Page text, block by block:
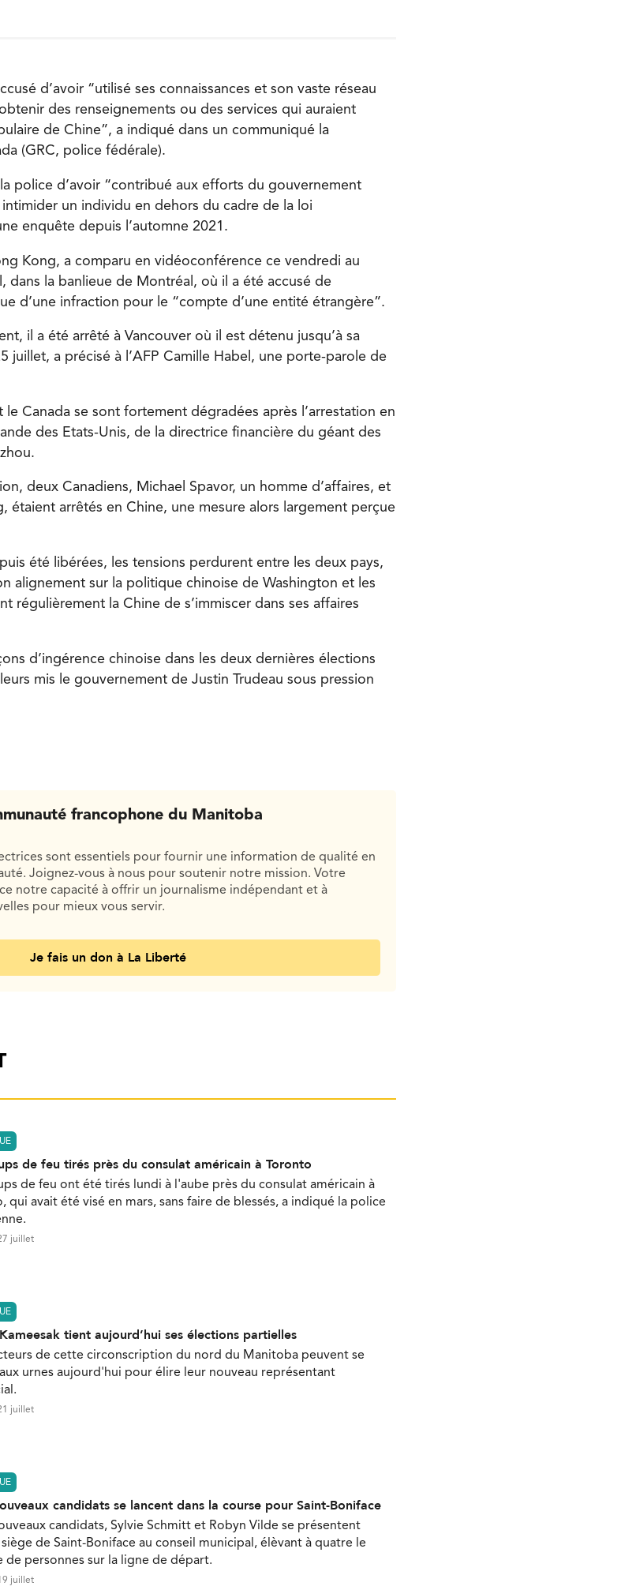
d’avoir “utilisé ses connaissances et son vaste réseau
des renseignements ou des services qui auraient
de Chine”, a indiqué dans un communiqué la
(GRC, police fédérale).
police d’avoir “contribué aux efforts du gouvernement
un individu en dehors du cadre de la loi
enquête depuis l’automne 2021.
Kong, a comparu en vidéoconférence ce vendredi au
dans la banlieue de Montréal, où il a été accusé de
d’une infraction pour le “compte d’une entité étrangère”.
il a été arrêté à Vancouver où il est détenu jusqu’à sa
juillet, a précisé à l’AFP Camille Habel, une porte-parole de
le Canada se sont fortement dégradées après l’arrestation en
des Etats-Unis, de la directrice financière du géant des
deux Canadiens, Michael Spavor, un homme d’affaires, et
étaient arrêtés en Chine, une mesure alors largement perçue
été libérées, les tensions perdurent entre les deux pays,
alignement sur la politique chinoise de Washington et les
régulièrement la Chine de s’immiscer dans ses affaires
d’ingérence chinoise dans les deux dernières élections
mis le gouvernement de Justin Trudeau sous pression
francophone du Manitoba
sont essentiels pour fournir une information de qualité en
Joignez-vous à nous pour soutenir notre mission. Votre
notre capacité à offrir un journalisme indépendant et à
pour mieux vous servir.
Je fais un don à La Liberté
de feu tirés près du consulat américain à Toronto
de feu ont été tirés lundi à l'aube près du consulat américain à
qui avait été visé en mars, sans faire de blessés, a indiqué la police
juillet
tient aujourd’hui ses élections partielles
de cette circonscription du nord du Manitoba peuvent se
urnes aujourd'hui pour élire leur nouveau représentant
juillet
candidats se lancent dans la course pour Saint-Boniface
candidats, Sylvie Schmitt et Robyn Vilde se présentent
de Saint-Boniface au conseil municipal, élèvant à quatre le
de personnes sur la ligne de départ.
juillet